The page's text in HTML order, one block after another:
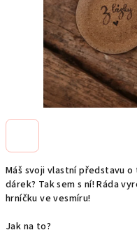
Máš svoji vlastní představu
dárek? Tak sem s ní! Ráda
hrníčku ve vesmíru!
Jak na to?